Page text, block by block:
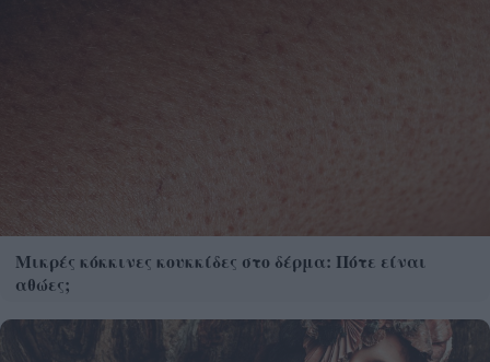
Μικρές κόκκινες κουκκίδες στο δέρμα: Πότε είναι
αθώες;